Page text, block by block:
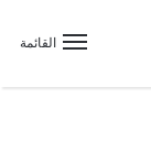
القائمة